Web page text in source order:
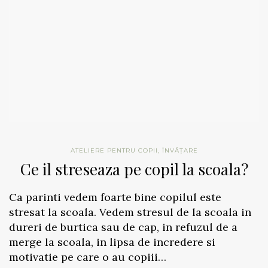
ATELIERE PENTRU COPII, ÎNVĂȚARE
Ce il streseaza pe copil la scoala?
Ca parinti vedem foarte bine copilul este
stresat la scoala. Vedem stresul de la scoala in
dureri de burtica sau de cap, in refuzul de a
merge la scoala, in lipsa de incredere si
motivatie pe care o au copiii…